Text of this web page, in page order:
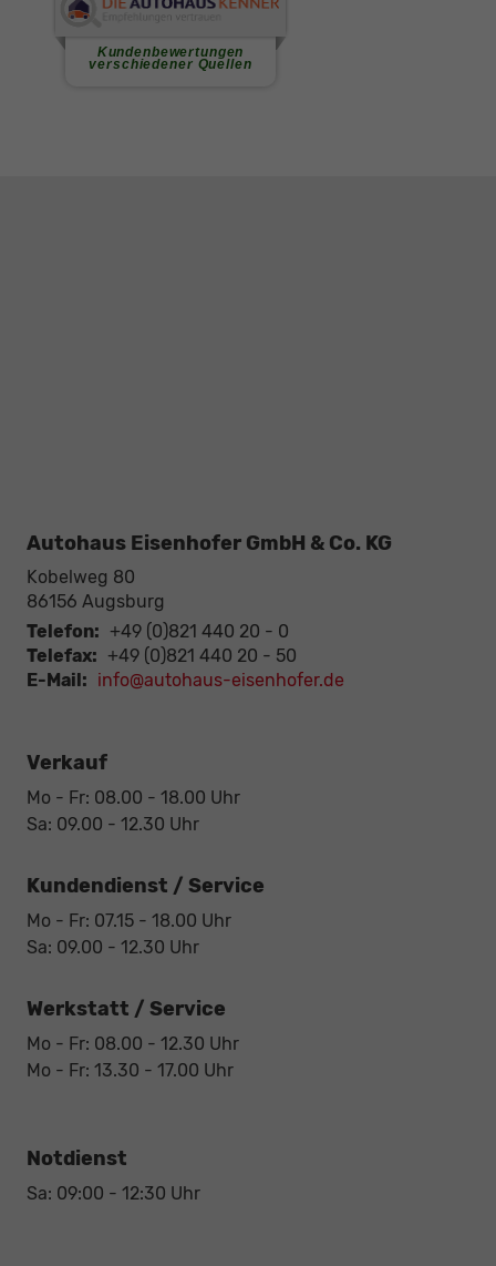
Autohaus Eisenhofer GmbH & Co. KG
Kobelweg 80
86156 Augsburg
Telefon: +49 (0)821 440 20 - 0
Telefax: +49 (0)821 440 20 - 50
E-Mail: info@autohaus-eisenhofer.de
Verkauf
Mo - Fr: 08.00 - 18.00 Uhr
Sa: 09.00 - 12.30 Uhr
Kundendienst / Service
Mo - Fr: 07.15 - 18.00 Uhr
Sa: 09.00 - 12.30 Uhr
Werkstatt / Service
Mo - Fr: 08.00 - 12.30 Uhr
Mo - Fr: 13.30 - 17.00 Uhr
Notdienst
Sa: 09:00 - 12:30 Uhr